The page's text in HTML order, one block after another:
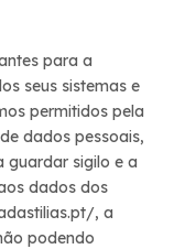
para a
seus sistemas e
permitidos pela
dados pessoais,
guardar sigilo e a
dados dos
, a
podendo